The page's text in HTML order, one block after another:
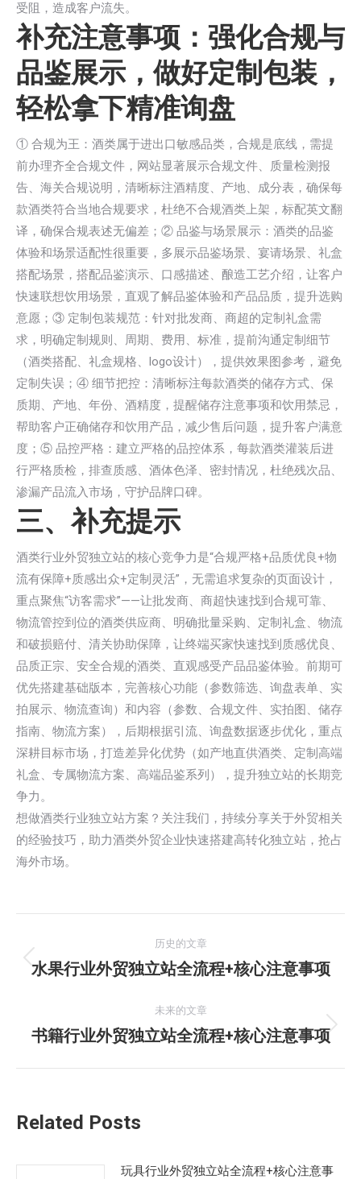
受阻，造成客户流失。
补充注意事项：强化合规与
品鉴展示，做好定制包装，
轻松拿下精准询盘
① 合规为王：酒类属于进出口敏感品类，合规是底线，需提
前办理齐全合规文件，网站显著展示合规文件、质量检测报
告、海关合规说明，清晰标注酒精度、产地、成分表，确保每
款酒类符合当地合规要求，杜绝不合规酒类上架，标配英文翻
译，确保合规表述无偏差；② 品鉴与场景展示：酒类的品鉴
体验和场景适配性很重要，多展示品鉴场景、宴请场景、礼盒
搭配场景，搭配品鉴演示、口感描述、酿造工艺介绍，让客户
快速联想饮用场景，直观了解品鉴体验和产品品质，提升选购
意愿；③ 定制包装规范：针对批发商、商超的定制礼盒需
求，明确定制规则、周期、费用、标准，提前沟通定制细节
（酒类搭配、礼盒规格、logo设计），提供效果图参考，避免
定制失误；④ 细节把控：清晰标注每款酒类的储存方式、保
质期、产地、年份、酒精度，提醒储存注意事项和饮用禁忌，
帮助客户正确储存和饮用产品，减少售后问题，提升客户满意
度；⑤ 品控严格：建立严格的品控体系，每款酒类灌装后进
行严格质检，排查质感、酒体色泽、密封情况，杜绝残次品、
渗漏产品流入市场，守护品牌口碑。
三、补充提示
酒类行业外贸独立站的核心竞争力是“合规严格+品质优良+物
流有保障+质感出众+定制灵活”，无需追求复杂的页面设计，
重点聚焦“访客需求”——让批发商、商超快速找到合规可靠、
物流管控到位的酒类供应商、明确批量采购、定制礼盒、物流
和破损赔付、清关协助保障，让终端买家快速找到质感优良、
品质正宗、安全合规的酒类、直观感受产品品鉴体验。前期可
优先搭建基础版本，完善核心功能（参数筛选、询盘表单、实
拍展示、物流查询）和内容（参数、合规文件、实拍图、储存
指南、物流方案），后期根据引流、询盘数据逐步优化，重点
深耕目标市场，打造差异化优势（如产地直供酒类、定制高端
礼盒、专属物流方案、高端品鉴系列），提升独立站的长期竞
争力。
想做酒类行业独立站方案？关注我们，持续分享关于外贸相关
的经验技巧，助力酒类外贸企业快速搭建高转化独立站，抢占
海外市场。
章
航
历史的文章
历
的
文
水果行业外贸独立站全流程+核心注意事项
未来的文章
未
书籍行业外贸独立站全流程+核心注意事项
Related Posts
玩具行业外贸独立站全流程+核心注意事